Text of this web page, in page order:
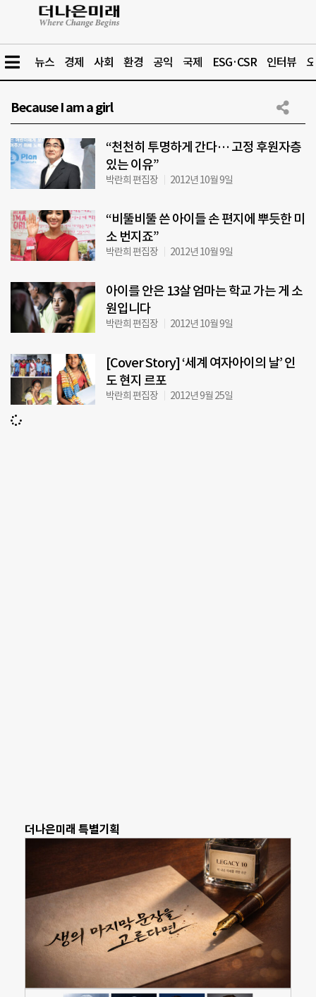
뉴스 경제 사회 환경 공익 국제 ESG·CSR 인터뷰
Because I am a girl
“천천히 투명하게 간다… 고정 후원자층
있는 이유”
박란희 편집장 2012년 10월 9일
“비뚤비뚤 쓴 아이들 손 편지에 뿌듯한 미
소 번지죠”
박란희 편집장 2012년 10월 9일
아이를 안은 13살 엄마는 학교 가는 게 소
원입니다
박란희 편집장 2012년 10월 9일
[Cover Story] ‘세계 여자아이의 날’ 인
도 현지 르포
박란희 편집장 2012년 9월 25일
더나은미래 특별기획